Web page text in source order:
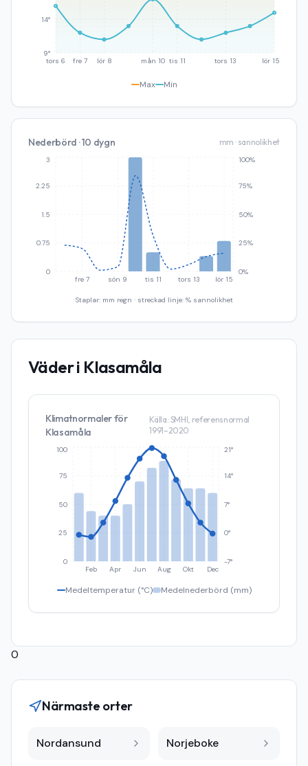
tors 6 fre 7 lör 8 mån 10 tis 11 tors 13 lör 15
9°
14°
Max Min
Nederbörd · 10 dygn mm · sannolikhet
fre 7 sön 9 tis 11 tors 13 lör 15
0
0.75
1.5
2.25
3
0%
25%
50%
75%
100%
Staplar: mm regn · streckad linje: % sannolikhet
Väder i Klasamåla
Klimatnormaler för
Klasamåla
Källa: SMHI, referensnormal
1991–2020
Feb Apr Jun Aug Okt Dec
0
25
50
75
100
-7°
0°
7°
14°
21°
Medeltemperatur (°C) Medelnederbörd (mm)
0
Närmaste orter
Nordansund Norjeboke